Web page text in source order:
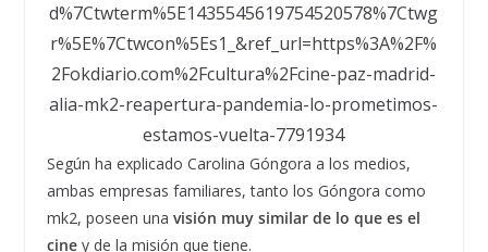
d%7Ctwterm%5E1435545619754520578%7Ctwg
r%5E%7Ctwcon%5Es1_&ref_url=https%3A%2F%
2Fokdiario.com%2Fcultura%2Fcine-paz-madrid-
alia-mk2-reapertura-pandemia-lo-prometimos-
estamos-vuelta-7791934
Según ha explicado Carolina Góngora a los medios,
ambas empresas familiares, tanto los Góngora como
mk2, poseen una visión muy similar de lo que es el
ciney de la misión que tiene.